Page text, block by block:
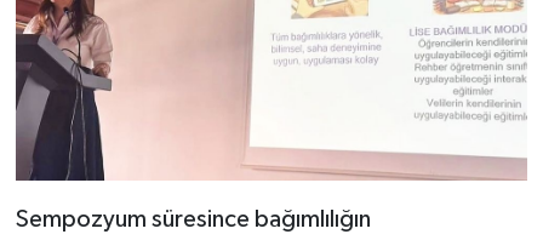
Sempozyum süresince bağımlılığın